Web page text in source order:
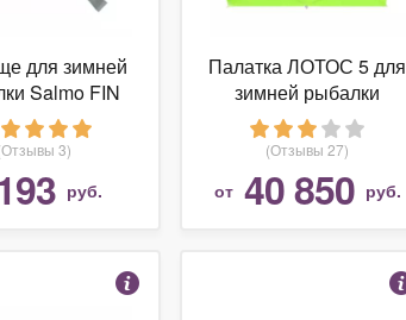
для зимней
Salmo FIN
(422-01)
3)
руб.
Палатка ЛОТОС 5 для
зимней рыбалки
(Отзывы 27)
от 40 850 руб.